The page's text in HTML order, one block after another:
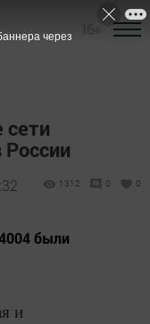
сети
1312 0 0
были
и
через